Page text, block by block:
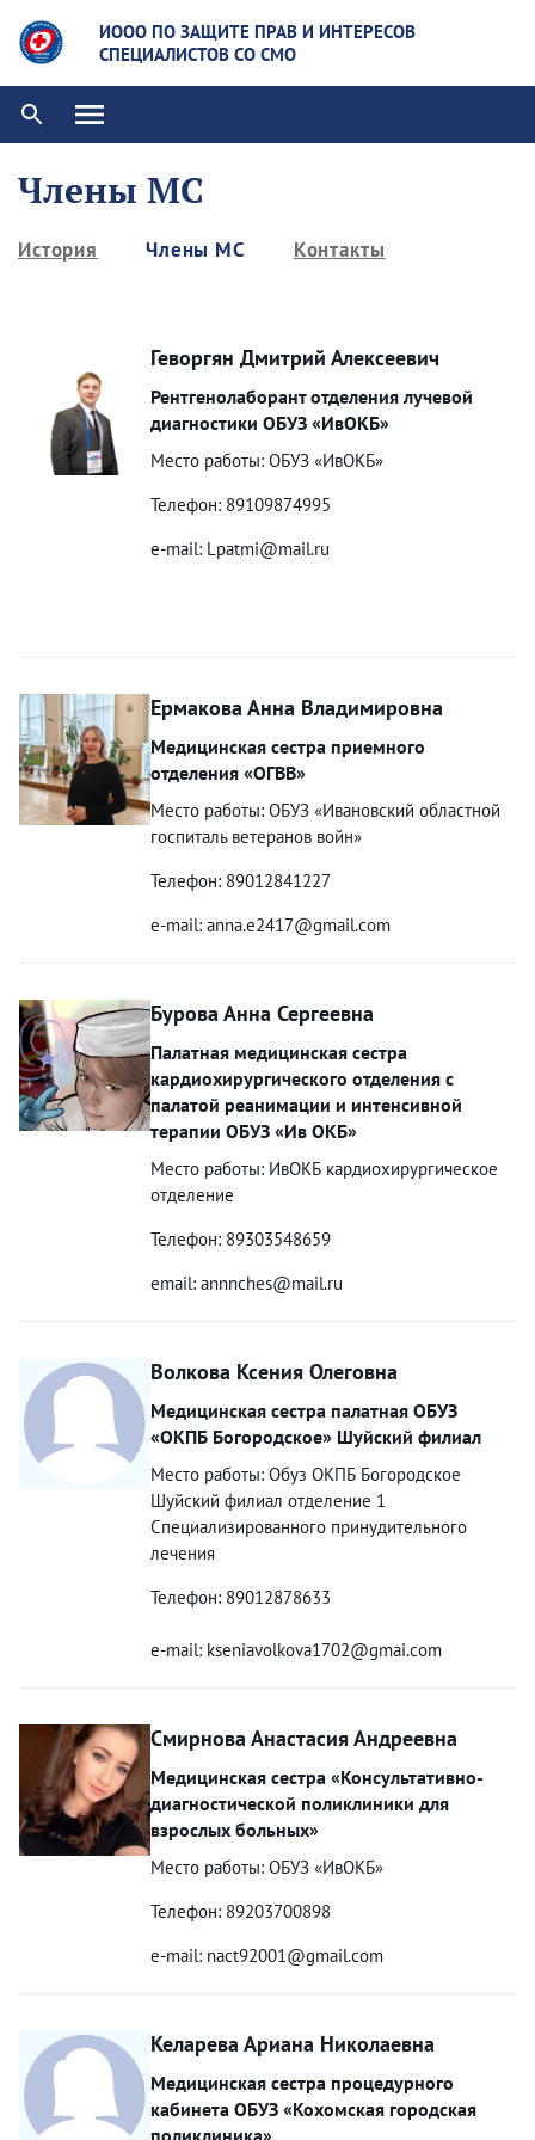
ИООО ПО ЗАЩИТЕ ПРАВ И ИНТЕРЕСОВ
СПЕЦИАЛИСТОВ СО СМО
Члены МС
История Члены МС Контакты
Геворгян Дмитрий Алексеевич
Рентгенолаборант отделения лучевой
диагностики ОБУЗ «ИвОКБ»
Место работы: ОБУЗ «ИвОКБ»
Телефон: 89109874995
e-mail: Lpatmi@mail.ru
Ермакова Анна Владимировна
Медицинская сестра приемного
отделения «ОГВВ»
Место работы: ОБУЗ «Ивановский областной
госпиталь ветеранов войн»
Телефон: 89012841227
e-mail: anna.e2417@gmail.com
Бурова Анна Сергеевна
Палатная медицинская сестра
кардиохирургического отделения с
палатой реанимации и интенсивной
терапии ОБУЗ «Ив ОКБ»
Место работы: ИвОКБ кардиохирургическое
отделение
Телефон: 89303548659
email: annnches@mail.ru
Волкова Ксения Олеговна
Медицинская сестра палатная ОБУЗ
«ОКПБ Богородское» Шуйский филиал
Место работы: Обуз ОКПБ Богородское
Шуйский филиал отделение 1
Специализированного принудительного
лечения
Телефон: 89012878633
e-mail: kseniavolkova1702@gmai.com
Смирнова Анастасия Андреевна
Медицинская сестра «Консультативно-
диагностической поликлиники для
взрослых больных»
Место работы: ОБУЗ «ИвОКБ»
Телефон: 89203700898
e-mail: nact92001@gmail.com
Келарева Ариана Николаевна
Медицинская сестра процедурного
кабинета ОБУЗ «Кохомская городская
поликлиника»